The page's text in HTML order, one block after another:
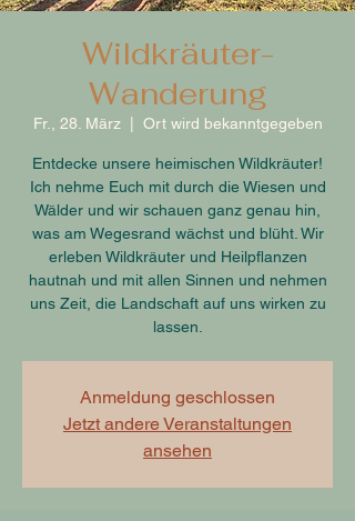
Wildkräuter-
Wanderung
Fr., 28. März
  |
Ort wird bekanntgegeben
Entdecke unsere heimischen Wildkräuter!
Ich nehme Euch mit durch die Wiesen und
Wälder und wir schauen ganz genau hin,
was am Wegesrand wächst und blüht. Wir
erleben Wildkräuter und Heilpflanzen
hautnah und mit allen Sinnen und nehmen
uns Zeit, die Landschaft auf uns wirken zu
lassen.
Anmeldung geschlossen
Jetzt andere Veranstaltungen
ansehen